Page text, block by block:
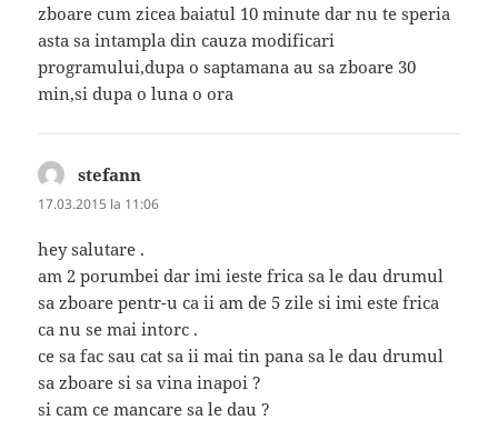
zboare cum zicea baiatul 10 minute dar nu te speria
asta sa intampla din cauza modificari
programului,dupa o saptamana au sa zboare 30
min,si dupa o luna o ora
stefann
17.03.2015 la 11:06
hey salutare .
am 2 porumbei dar imi ieste frica sa le dau drumul
sa zboare pentr-u ca ii am de 5 zile si imi este frica
ca nu se mai intorc .
ce sa fac sau cat sa ii mai tin pana sa le dau drumul
sa zboare si sa vina inapoi ?
si cam ce mancare sa le dau ?